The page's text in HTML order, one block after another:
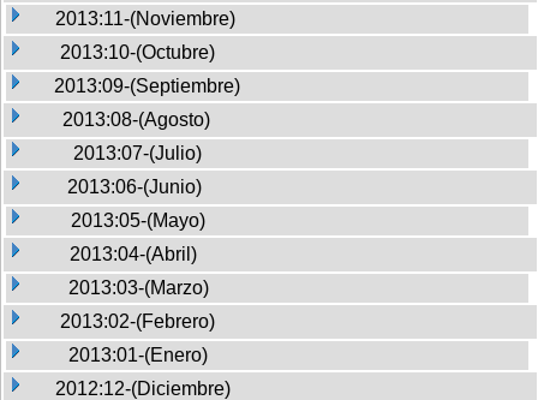
2013:11-(Noviembre)
2013:10-(Octubre)
2013:09-(Septiembre)
2013:08-(Agosto)
2013:07-(Julio)
2013:06-(Junio)
2013:05-(Mayo)
2013:04-(Abril)
2013:03-(Marzo)
2013:02-(Febrero)
2013:01-(Enero)
2012:12-(Diciembre)